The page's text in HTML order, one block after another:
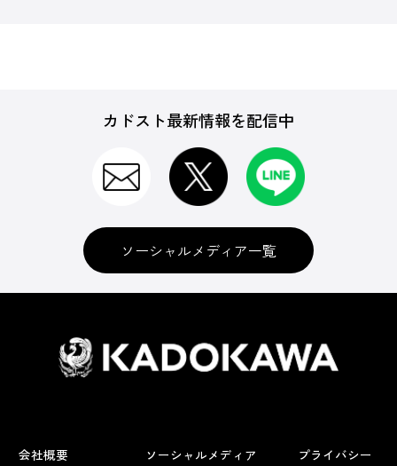
カドスト最新情報を配信中
ソーシャルメディア一覧
会社概要 ソーシャルメディア
プライバシー